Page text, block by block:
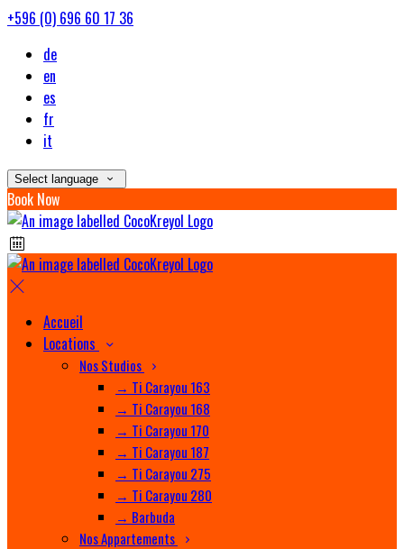
+596 (0) 696 60 17 36
de
en
es
fr
it
Select language
Book Now
Accueil
Locations
Nos Studios
→ Ti Carayou 163
→ Ti Carayou 168
→ Ti Carayou 170
→ Ti Carayou 187
→ Ti Carayou 275
→ Ti Carayou 280
→ Barbuda
Nos Appartements